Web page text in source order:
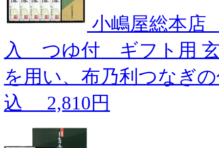
小嶋屋総本
入 つゆ付 ギフト用
を用い、布乃利つなぎ
込
2,810円